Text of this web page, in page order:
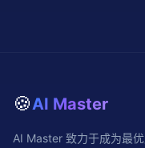
🍪AI Master
AI Master 致力于成为最优